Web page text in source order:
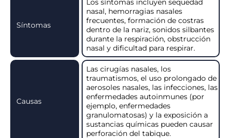
Síntomas
Los síntomas incluyen sequedad
nasal, hemorragias nasales
frecuentes, formación de costras
dentro de la nariz, sonidos silbantes
durante la respiración, obstrucción
nasal y dificultad para respirar.
Causas
Las cirugías nasales, los
traumatismos, el uso prolongado de
aerosoles nasales, las infecciones, las
enfermedades autoinmunes (por
ejemplo, enfermedades
granulomatosas) y la exposición a
sustancias químicas pueden causar
perforación del tabique.